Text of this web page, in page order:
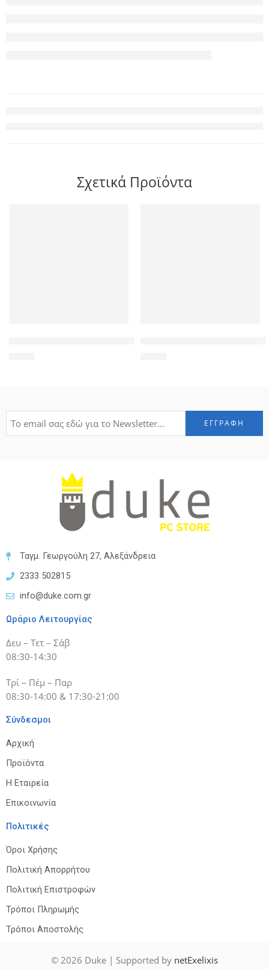
Σχετικά Προϊόντα
Ταγμ. Γεωργούλη 27, Αλεξάνδρεια
2333 502815
info@duke.com.gr
Ωράριο Λειτουργίας
Δευ – Τετ – Σάβ
08:30-14:30
Τρί – Πέμ – Παρ
08:30-14:00 & 17:30-21:00
Σύνδεσμοι
Αρχική
Προϊόντα
Η Εταιρεία
Επικοινωνία
Πολιτικές
Όροι Χρήσης
Πολιτική Απορρήτου
Πολιτική Επιστροφών
Τρόποι Πληρωμής
Τρόποι Αποστολής
© 2026 Duke | Supported by netExelixis